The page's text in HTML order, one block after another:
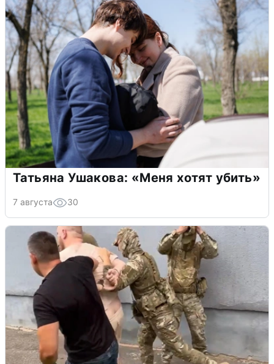
Татьяна Ушакова: «Меня хотят убить»
7 августа 30